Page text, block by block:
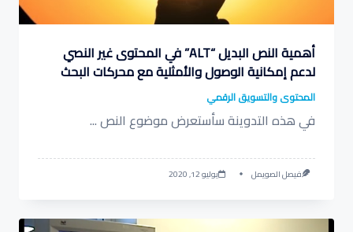
أهمية النص البديل “ALT” في المحتوى غير النصي
لدعم إمكانية الوصول والأمثلية مع محركات البحث
المحتوى والتسويق الرقمي
في هذه التدوينة سأستعرض موضوع النص...
فيصل الصويمل يوليو 12, 2020